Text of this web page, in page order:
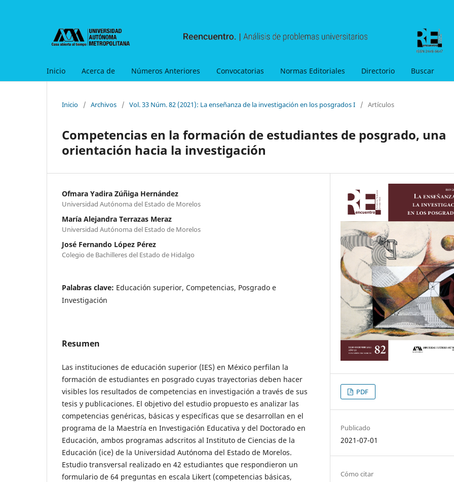
Inicio Acerca de Números Anteriores Convocatorias Normas Editoriales Directorio Buscar
Inicio / Archivos / Vol. 33 Núm. 82 (2021): La enseñanza de la investigación en los posgrados I / Artículos
Competencias en la formación de estudiantes de posgrado, una
orientación hacia la investigación
Ofmara Yadira Zúñiga Hernández
Universidad Autónoma del Estado de Morelos
María Alejandra Terrazas Meraz
Universidad Autónoma del Estado de Morelos
José Fernando López Pérez
Colegio de Bachilleres del Estado de Hidalgo
Palabras clave: Educación superior, Competencias, Posgrado e
Investigación
Resumen
Las instituciones de educación superior (IES) en México perfilan la
formación de estudiantes en posgrado cuyas trayectorias deben hacer
visibles los resultados de competencias en investigación a través de sus
tesis y publicaciones. El objetivo del estudio propuesto es analizar las
competencias genéricas, básicas y específicas que se desarrollan en el
programa de la Maestría en Investigación Educativa y del Doctorado en
Educación, ambos programas adscritos al Instituto de Ciencias de la
Educación (ice) de la Universidad Autónoma del Estado de Morelos.
Estudio transversal realizado en 42 estudiantes que respondieron un
formulario de 64 preguntas en escala Likert (competencias básicas,
PDF
Publicado
2021-07-01
Cómo citar